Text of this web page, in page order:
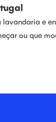
lavandaria e
ou que